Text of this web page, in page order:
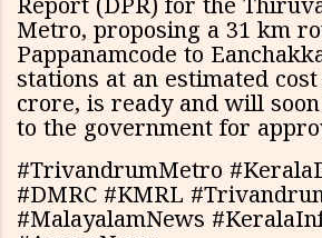
Report (DPR) for the
Metro, proposing a 31 km
Pappanamcode to
stations at an estimated cost
crore, is ready and will
to the government for
#TrivandrumMetro
#DMRC #KMRL
#MalayalamNews